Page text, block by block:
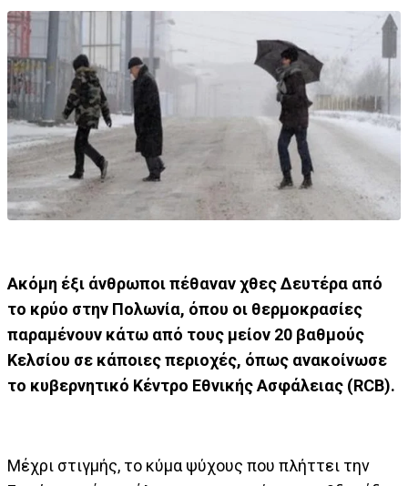
Ακόμη έξι άνθρωποι πέθαναν χθες Δευτέρα από
το κρύο στην Πολωνία, όπου οι θερμοκρασίες
παραμένουν κάτω από τους μείον 20 βαθμούς
Κελσίου σε κάποιες περιοχές, όπως ανακοίνωσε
το κυβερνητικό Κέντρο Εθνικής Ασφάλειας (RCB).
Μέχρι στιγμής, το κύμα ψύχους που πλήττει την